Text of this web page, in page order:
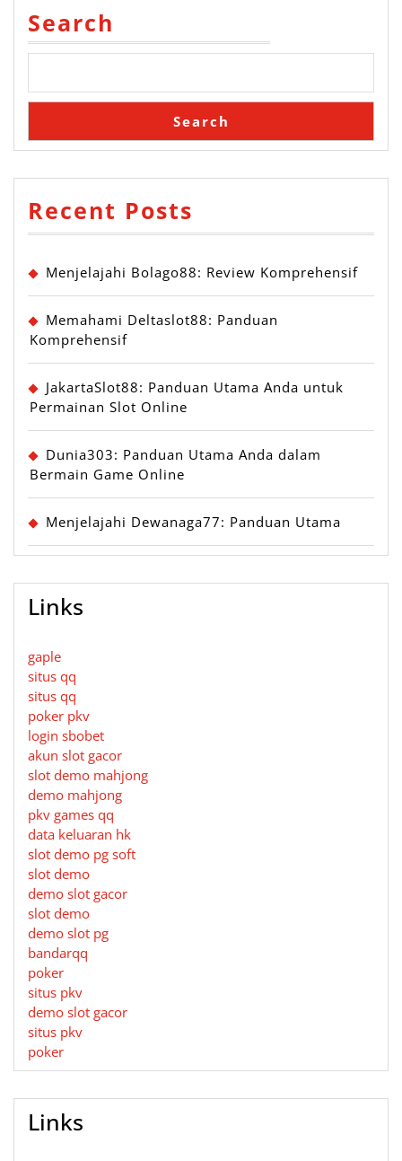
Search
Search
Recent Posts
Menjelajahi Bolago88: Review Komprehensif
Memahami Deltaslot88: Panduan
Komprehensif
JakartaSlot88: Panduan Utama Anda untuk
Permainan Slot Online
Dunia303: Panduan Utama Anda dalam
Bermain Game Online
Menjelajahi Dewanaga77: Panduan Utama
Links
gaple
situs qq
situs qq
poker pkv
login sbobet
akun slot gacor
slot demo mahjong
demo mahjong
pkv games qq
data keluaran hk
slot demo pg soft
slot demo
demo slot gacor
slot demo
demo slot pg
bandarqq
poker
situs pkv
demo slot gacor
situs pkv
poker
Links